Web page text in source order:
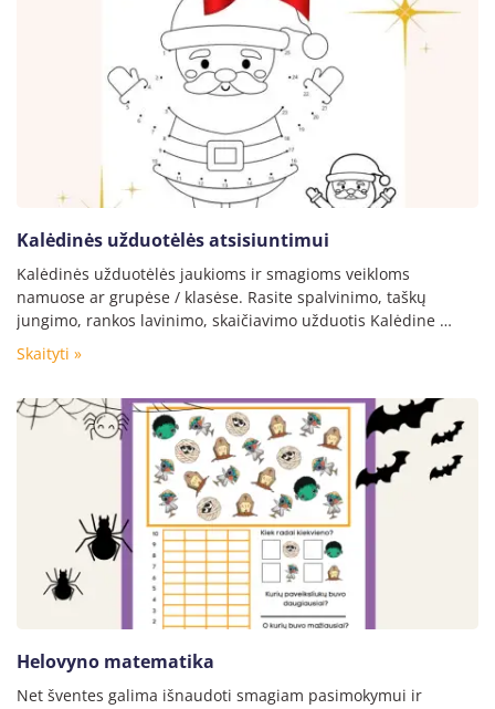
Kalėdinės užduotėlės atsisiuntimui
Kalėdinės užduotėlės jaukioms ir smagioms veikloms
namuose ar grupėse / klasėse. Rasite spalvinimo, taškų
jungimo, rankos lavinimo, skaičiavimo užduotis Kalėdine …
Skaityti »
Helovyno matematika
Net šventes galima išnaudoti smagiam pasimokymui ir